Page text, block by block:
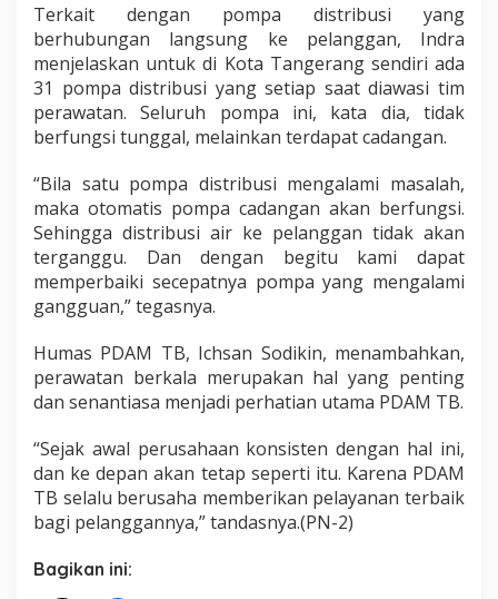
Terkait dengan pompa distribusi yang
berhubungan langsung ke pelanggan, Indra
menjelaskan untuk di Kota Tangerang sendiri ada
31 pompa distribusi yang setiap saat diawasi tim
perawatan. Seluruh pompa ini, kata dia, tidak
berfungsi tunggal, melainkan terdapat cadangan.
“Bila satu pompa distribusi mengalami masalah,
maka otomatis pompa cadangan akan berfungsi.
Sehingga distribusi air ke pelanggan tidak akan
terganggu. Dan dengan begitu kami dapat
memperbaiki secepatnya pompa yang mengalami
gangguan,” tegasnya.
Humas PDAM TB, Ichsan Sodikin, menambahkan,
perawatan berkala merupakan hal yang penting
dan senantiasa menjadi perhatian utama PDAM TB.
“Sejak awal perusahaan konsisten dengan hal ini,
dan ke depan akan tetap seperti itu. Karena PDAM
TB selalu berusaha memberikan pelayanan terbaik
bagi pelanggannya,” tandasnya.(PN-2)
Bagikan ini: